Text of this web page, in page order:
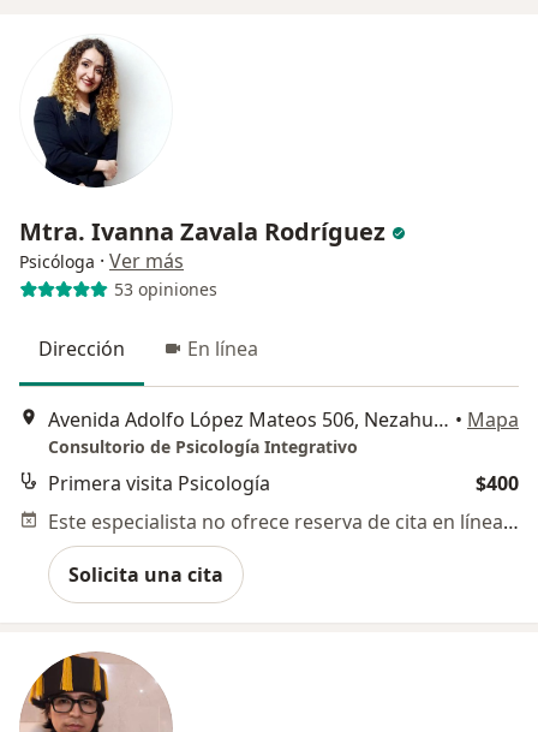
Mtra. Ivanna Zavala Rodríguez
Psicóloga · Ver más
53 opiniones
Dirección En línea
Avenida Adolfo López Mateos 506, Nezahualcóyotl • Mapa
Consultorio de Psicología Integrativo
Primera visita Psicología
$400
Este especialista no ofrece reserva de cita en línea en esta dirección.
Solicita una cita